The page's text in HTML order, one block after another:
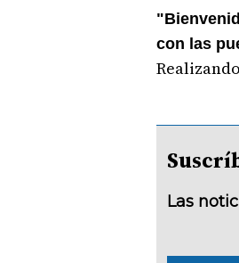
con las
Las